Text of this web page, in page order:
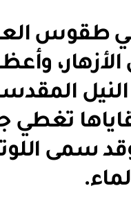
في طقوس
وأعظم
اكتشاف مقبرته عام